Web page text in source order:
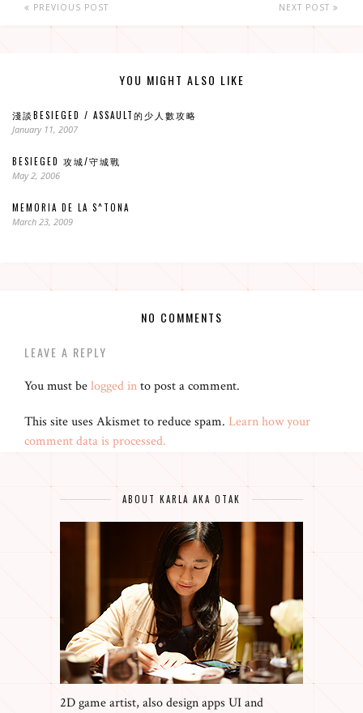
PREVIOUS POST NEXT POST
YOU MIGHT ALSO LIKE
淺談BESIEGED / ASSAULT的少人數攻略
January 11, 2007
BESIEGED 攻城/守城戰
May 2, 2006
MEMORIA DE LA S^TONA
March 23, 2009
NO COMMENTS
LEAVE A REPLY
You must belogged into post a comment.
This site uses Akismet to reduce spam. Learn how your
comment data is processed.
ABOUT KARLA AKA OTAK
2D game artist, also design apps UI and